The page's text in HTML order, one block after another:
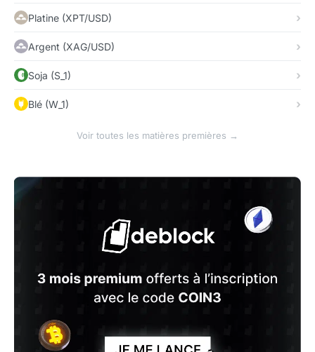
Platine (XPT/USD)
Argent (XAG/USD)
Soja (S_1)
Blé (W_1)
Voir toutes les matières premières →